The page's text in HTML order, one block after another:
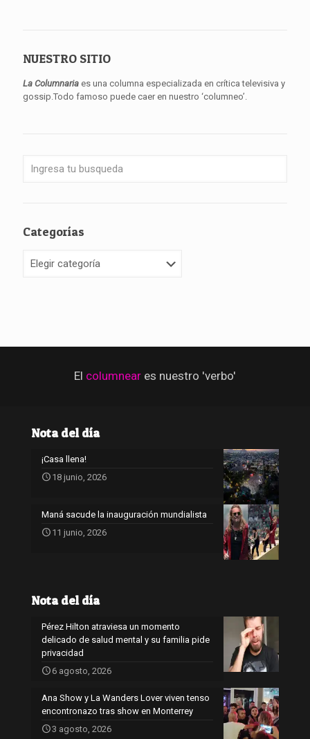
NUESTRO SITIO
La Columnaria es una columna especializada en crítica televisiva y
gossip.Todo famoso puede caer en nuestro ‘columneo’.
Categorías
El columnear es nuestro 'verbo'
Nota del día
¡Casa llena!
18 junio, 2026
Maná sacude la inauguración mundialista
11 junio, 2026
Nota del día
Pérez Hilton atraviesa un momento
delicado de salud mental y su familia pide
privacidad
6 agosto, 2026
Ana Show y La Wanders Lover viven tenso
encontronazo tras show en Monterrey
3 agosto, 2026